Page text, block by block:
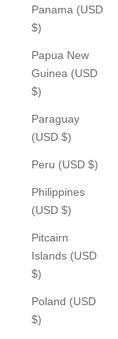
Panama (USD
$)
Papua New
Guinea (USD
$)
Paraguay
(USD $)
Peru (USD $)
Philippines
(USD $)
Pitcairn
Islands (USD
$)
Poland (USD
$)